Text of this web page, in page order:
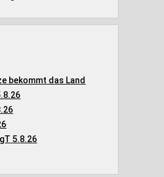
bekommt das Land
5.8.26